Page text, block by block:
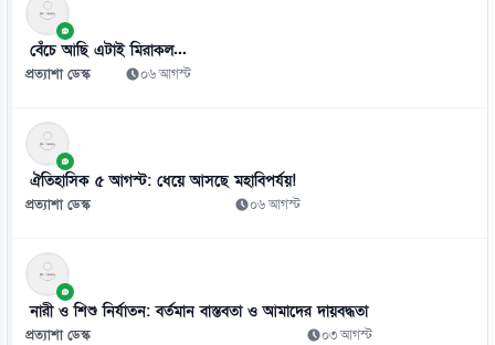
০৭ আগস্ট
বেঁচে আছি এটাই মিরাকল...
প্রত্যাশা ডেস্ক ০৬ আগস্ট
ঐতিহাসিক ৫ আগস্ট: ধেয়ে আসছে মহাবিপর্যয়!
প্রত্যাশা ডেস্ক ০৬ আগস্ট
নারী ও শিশু নির্যাতন: বর্তমান বাস্তবতা ও আমাদের দায়বদ্ধতা
প্রত্যাশা ডেস্ক ০৩ আগস্ট